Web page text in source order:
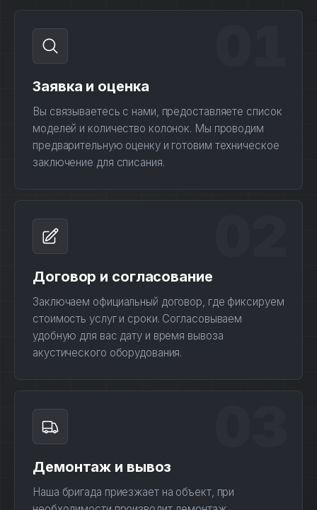
Заявка и оценка
Вы связываетесь с нами, предоставляете список
моделей и количество колонок. Мы проводим
предварительную оценку и готовим техническое
заключение для списания.
Договор и согласование
Заключаем официальный договор, где фиксируем
стоимость услуг и сроки. Согласовываем
удобную для вас дату и время вывоза
акустического оборудования.
Демонтаж и вывоз
Наша бригада приезжает на объект, при